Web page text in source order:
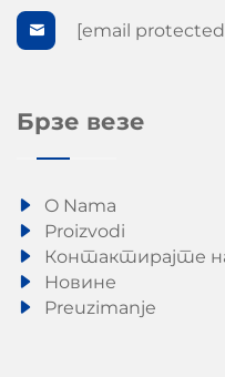
[email
Брзе везе
O Nama
Proizvodi
Контактирајте
Новине
Preuzimanje